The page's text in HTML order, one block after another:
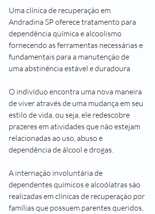
Uma clínica de recuperação em
Andradina SP oferece tratamento para
dependência química e alcoolismo
fornecendo as ferramentas necessárias e
fundamentais para a manutenção de
uma abstinência estável e duradoura
O indivíduo encontra uma nova maneira
de viver através de uma mudança em seu
estilo de vida, ou seja, ele redescobre
prazeres em atividades que não estejam
relacionadas ao uso, abuso e
dependência de álcool e drogas.
A internação involuntária de
dependentes químicos e alcoólatras são
realizadas em clínicas de recuperação por
famílias que possuem parentes queridos,